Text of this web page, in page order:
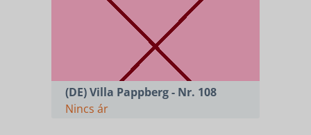
(DE) Villa Pappberg - Nr. 108
Nincs ár